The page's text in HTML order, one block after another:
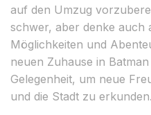
auf den Umzug
schwer, aber denke auch
Möglichkeiten und
neuen Zuhause in
Gelegenheit, um neue
und die Stadt zu erkunden.